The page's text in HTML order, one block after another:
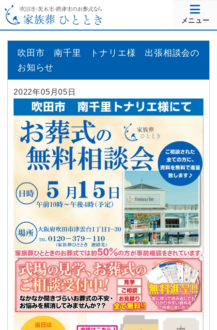
メニュー
吹田市 南千里 トナリエ様 出張相談会の
お知らせ
2022年05月05日